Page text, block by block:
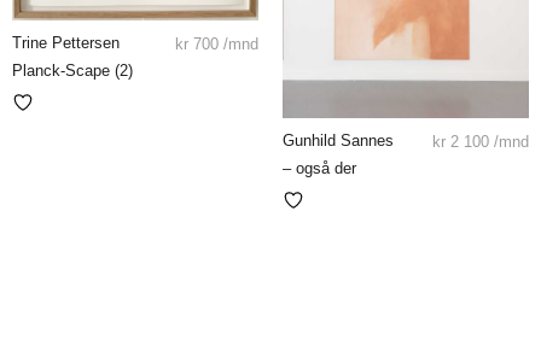
Trine Pettersen
Planck-Scape (2)
kr 700 /mnd
Gunhild Sannes
– også der
kr 2 100 /mnd